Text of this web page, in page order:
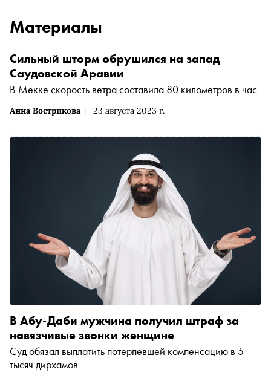
Материалы
Анна Вострикова 23 августа 2023 г.
Сильный шторм обрушился на запад
Саудовской Аравии
В Мекке скорость ветра составила 80 километров в час
В Абу-Даби мужчина получил штраф за
навязчивые звонки женщине
Суд обязал выплатить потерпевшей компенсацию в 5
тысяч дирхамов